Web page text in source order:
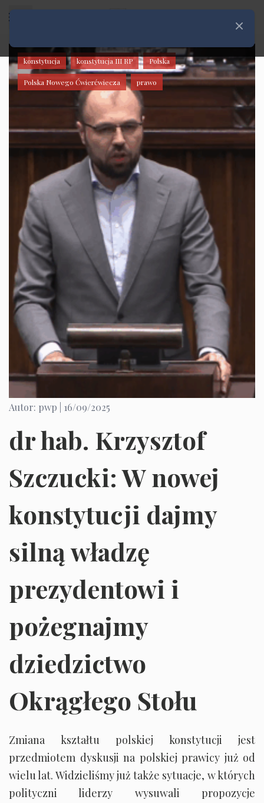
konstytucja konstytucja III RP Polska
Polska Nowego Ćwierćwiecza prawo
Autor: pwp | 16/09/2025
dr hab. Krzysztof
Szczucki: W nowej
konstytucji dajmy
silną władzę
prezydentowi i
pożegnajmy
dziedzictwo
Okrągłego Stołu
Zmiana kształtu polskiej konstytucji jest
przedmiotem dyskusji na polskiej prawicy już od
wielu lat. Widzieliśmy już także sytuacje, w których
polityczni liderzy wysuwali propozycje
Zamknij